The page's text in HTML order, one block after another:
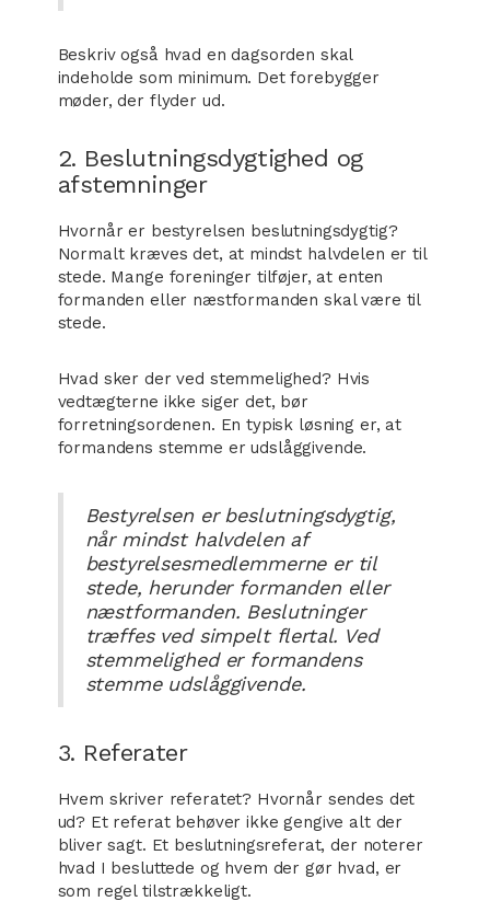
Beskriv også hvad en dagsorden skal
indeholde som minimum. Det forebygger
møder, der flyder ud.
2. Beslutningsdygtighed og
afstemninger
Hvornår er bestyrelsen beslutningsdygtig?
Normalt kræves det, at mindst halvdelen er til
stede. Mange foreninger tilføjer, at enten
formanden eller næstformanden skal være til
stede.
Hvad sker der ved stemmelighed? Hvis
vedtægterne ikke siger det, bør
forretningsordenen. En typisk løsning er, at
formandens stemme er udslåggivende.
Bestyrelsen er beslutningsdygtig,
når mindst halvdelen af
bestyrelsesmedlemmerne er til
stede, herunder formanden eller
næstformanden. Beslutninger
træffes ved simpelt flertal. Ved
stemmelighed er formandens
stemme udslåggivende.
3. Referater
Hvem skriver referatet? Hvornår sendes det
ud? Et referat behøver ikke gengive alt der
bliver sagt. Et beslutningsreferat, der noterer
hvad I besluttede og hvem der gør hvad, er
som regel tilstrækkeligt.